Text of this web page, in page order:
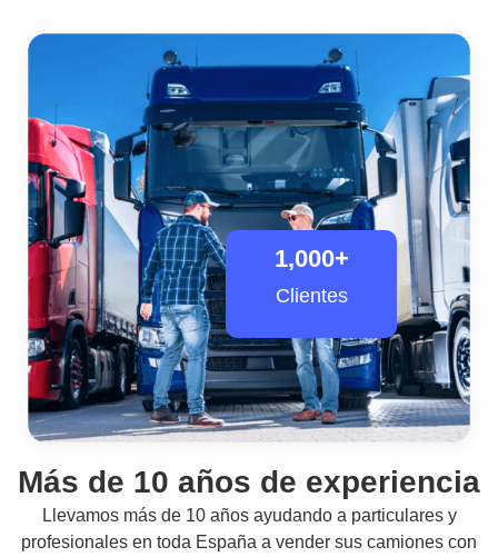
Clientes
1,000+
Más de 10 años de experiencia
Llevamos más de 10 años ayudando a particulares y
profesionales en toda España a vender sus camiones con